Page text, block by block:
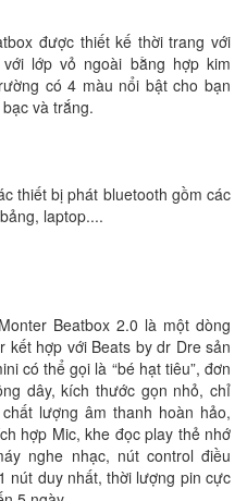
được thiết kế thời trang với
lớp vỏ ngoài bằng hợp kim
có 4 màu nổi bật cho bạn
và trắng.
thiết bị phát bluetooth gồm các
laptop....
Beatbox 2.0 là một dòng
kết hợp với Beats by dr Dre sản
có thể gọi là “bé hạt tiêu”, đơn
dây, kích thước gọn nhỏ, chỉ
lượng âm thanh hoàn hảo,
hợp Mic, khe đọc play thẻ nhớ
nghe nhạc, nút control điều
nút duy nhất, thời lượng pin cực